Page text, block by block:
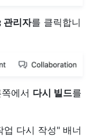
관리자를 클릭합니
에서 다시 빌드를
다시 작성" 배너